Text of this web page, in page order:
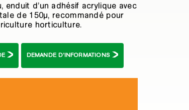
enduit d’un adhésif acrylique avec
de 150µ, recommandé pour
horticulture.
DEMANDE D'INFORMATIONS